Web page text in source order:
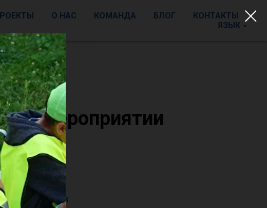
О НАС КОМАНДА БЛОГ
КОНТАКТЫ
ЯЗЫК
в мероприятии
участие в